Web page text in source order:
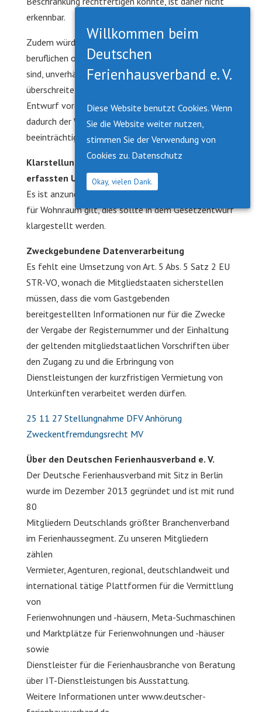
erkennbar.
Zudem würde die Regelung Personen, die aus
beruflichen oder privaten Gründen häufig abwesend
sind, unverhältnismäßig einschränken. Nicht selten
überschreitet die zulässige Abwesenheit die im
Entwurf vorgesehenen acht Wochen, ohne dass
dadurch der Wohnraumbestand in irgendeiner Weise
beeinträchtigt würde.
Klarstellung der von der Registrierungspflicht
erfassten Unterkünfte
Es ist anzunehmen, dass die Registrierungspflicht nur
für Wohnraum gilt, dies sollte in dem Gesetzentwurf
klargestellt werden.
Zweckgebundene Datenverarbeitung
Es fehlt eine Umsetzung von Art. 5 Abs. 5 Satz 2 EU
STR-VO, wonach die Mitgliedstaaten sicherstellen
müssen, dass die vom Gastgebenden
bereitgestellten Informationen nur für die Zwecke
der Vergabe der Registernummer und der Einhaltung
der geltenden mitgliedstaatlichen Vorschriften über
den Zugang zu und die Erbringung von
Dienstleistungen der kurzfristigen Vermietung von
Unterkünften verarbeitet werden dürfen.
25 11 27 Stellungnahme DFV Anhörung
Zweckentfremdungsrecht MV
Über den Deutschen Ferienhausverband e. V.
Der Deutsche Ferienhausverband mit Sitz in Berlin
wurde im Dezember 2013 gegründet und ist mit rund
80
Mitgliedern Deutschlands größter Branchenverband
im Ferienhaussegment. Zu unseren Mitgliedern
zählen
Vermieter, Agenturen, regional, deutschlandweit und
international tätige Plattformen für die Vermittlung
von
Ferienwohnungen und -häusern, Meta-Suchmaschinen
und Marktplätze für Ferienwohnungen und -häuser
sowie
Dienstleister für die Ferienhausbranche von Beratung
über IT-Dienstleistungen bis Ausstattung.
Weitere Informationen unter www.deutscher-
Willkommen beim
Deutschen
Ferienhausverband e. V.
Diese Website benutzt Cookies. Wenn
Sie die Website weiter nutzen,
stimmen Sie der Verwendung von
Cookies zu. Datenschutz
Okay, vielen Dank.